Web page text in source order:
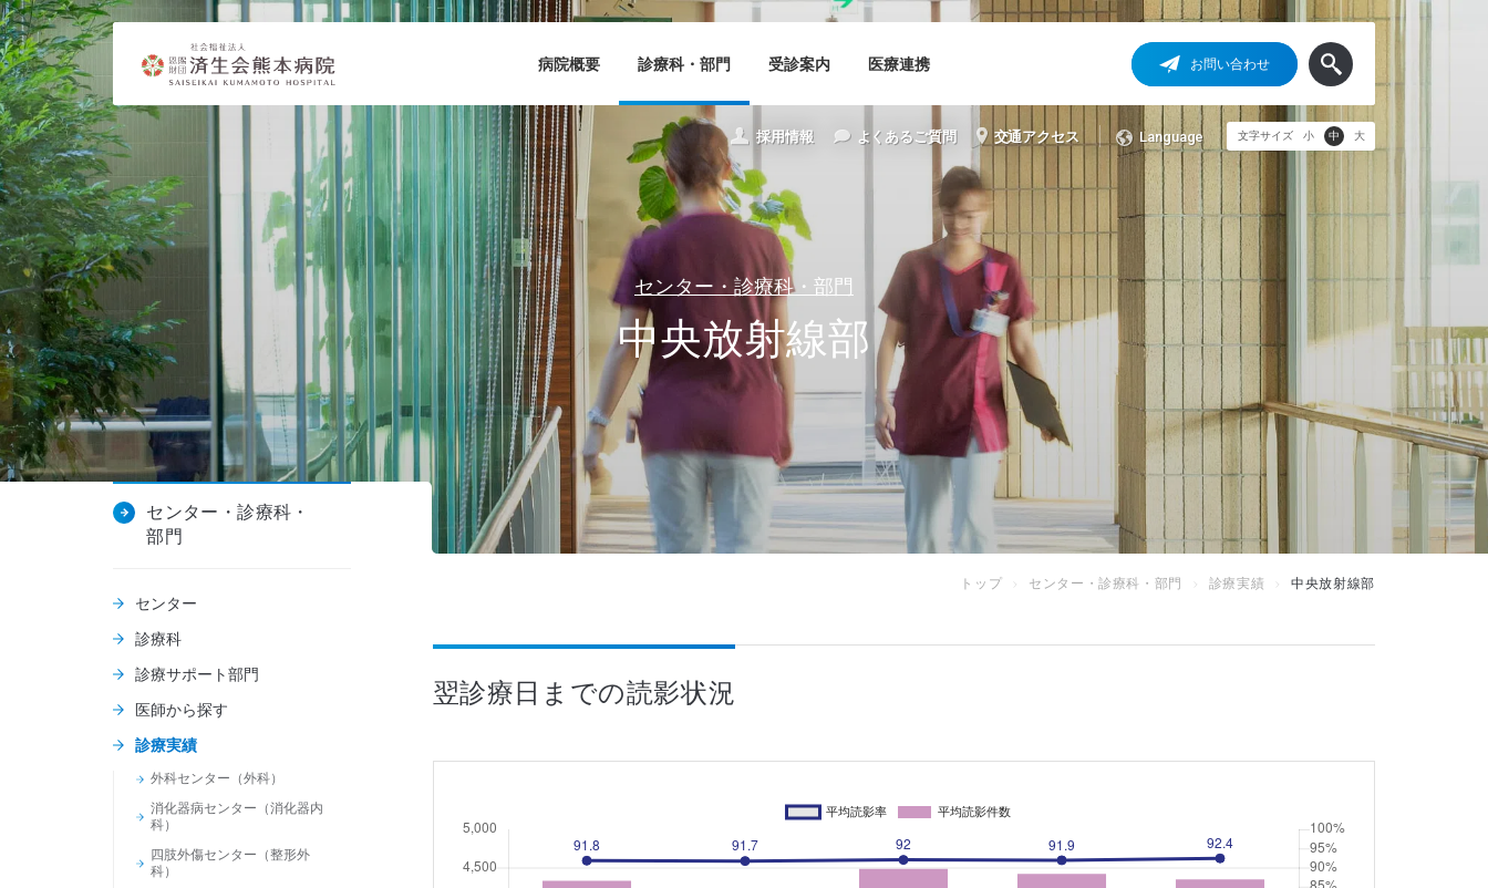
病院概要 診療科・部門 受診案内 医療連携 お問い合わせ
採用情報 よくあるご質問 交通アクセス Language 文字サイズ 小 中 大
センター・診療科・部門
中央放射線部
センター・診療科・
部門
センター
診療科
診療サポート部門
医師から探す
診療実績
外科センター（外科）
消化器病センター（消化器内
科）
四肢外傷センター（整形外
科）
トップ センター・診療科・部門 診療実績 中央放射線部
翌診療日までの読影状況